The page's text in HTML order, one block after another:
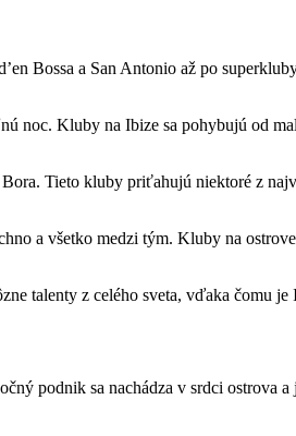
Bossa a San Antonio až po
noc. Kluby na Ibize sa pohybujú od
Tieto kluby priťahujú niektoré z
a všetko medzi tým. Kluby na
talenty z celého sveta, vďaka čomu
podnik sa nachádza v srdci ostrova